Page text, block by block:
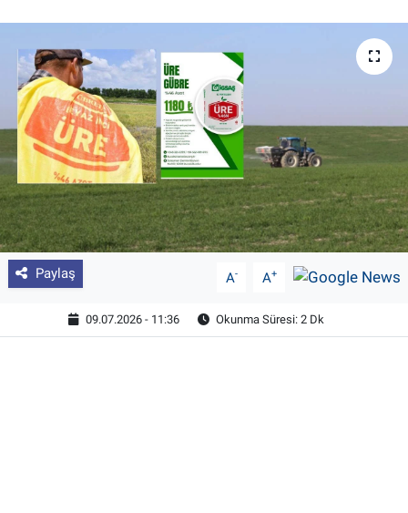
Paylaş A- A+
09.07.2026 - 11:36 Okunma Süresi: 2 Dk
Dünyada Tarım
Üretici Birlikleri
Şeker ve Şekerli Mamüller
Tahıllar ve Baklagiller
Tohum